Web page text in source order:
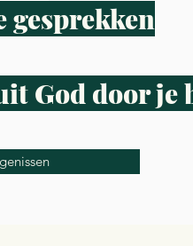
gesprekken
God door je